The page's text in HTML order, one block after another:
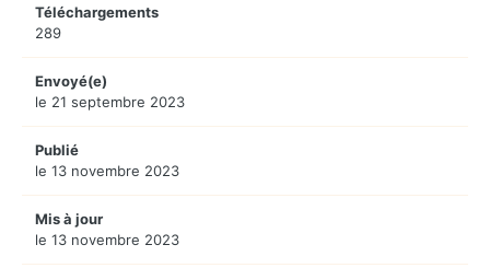
Téléchargements
289
Envoyé(e)
le 21 septembre 2023
Publié
le 13 novembre 2023
Mis à jour
le 13 novembre 2023